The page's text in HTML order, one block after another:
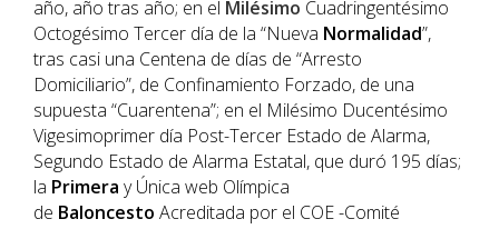
año, año tras año; en el Milésimo Cuadringentésimo
Octogésimo Tercer día de la “Nueva Normalidad”,
tras casi una Centena de días de “Arresto
Domiciliario”, de Confinamiento Forzado, de una
supuesta “Cuarentena”; en el Milésimo Ducentésimo
Vigesimoprimer día Post-Tercer Estado de Alarma,
Segundo Estado de Alarma Estatal, que duró 195 días;
la Primera y Única web Olímpica
de Baloncesto Acreditada por el COE -Comité